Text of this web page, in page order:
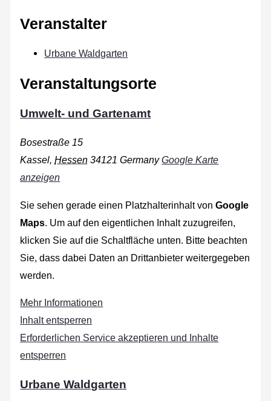
Veranstalter
Urbane Waldgarten
Veranstaltungsorte
Umwelt- und Gartenamt
Bosestraße 15
Kassel, Hessen 34121 Germany Google Karte
anzeigen
Sie sehen gerade einen Platzhalterinhalt vonGoogle
Maps. Um auf den eigentlichen Inhalt zuzugreifen,
klicken Sie auf die Schaltfläche unten. Bitte beachten
Sie, dass dabei Daten an Drittanbieter weitergegeben
werden.
Mehr Informationen
Inhalt entsperren
Erforderlichen Service akzeptieren und Inhalte
entsperren
Urbane Waldgarten